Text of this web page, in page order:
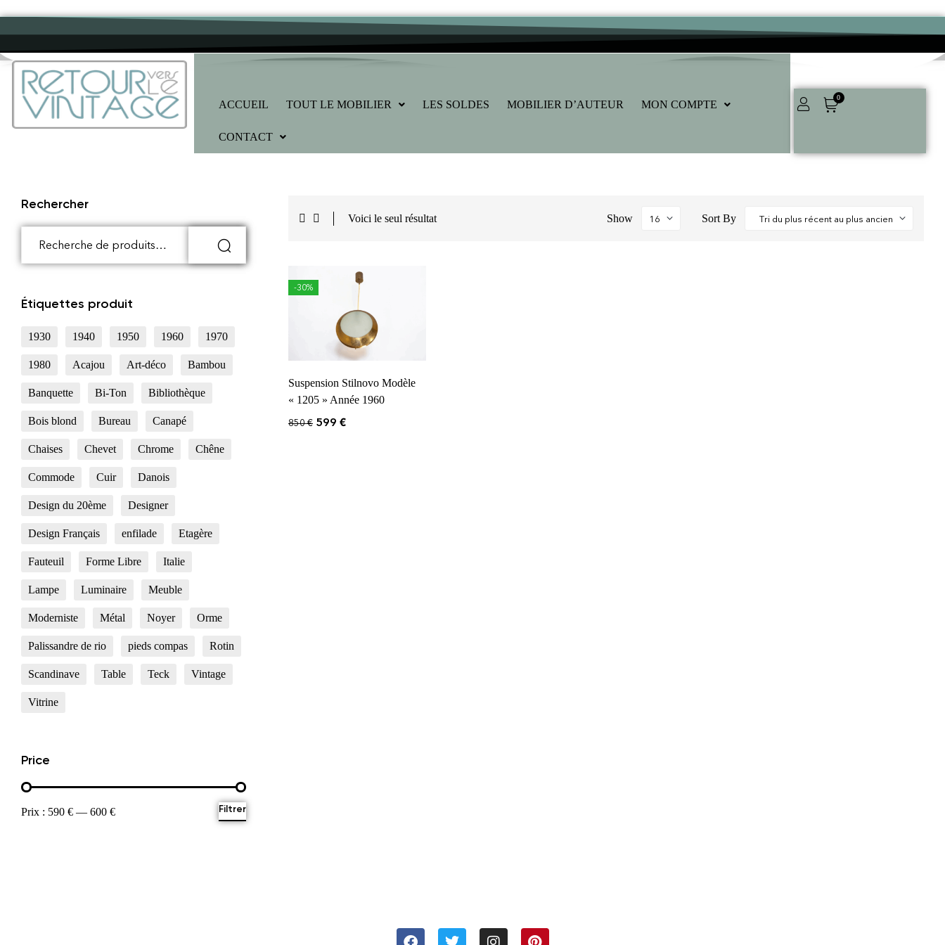
ACCUEIL TOUT LE MOBILIER LES SOLDES MOBILIER D’AUTEUR MON COMPTE
CONTACT
0
Voici le seul résultat Show Sort By
-30%
Suspension Stilnovo Modèle
« 1205 » Année 1960
850€ 599 €
Rechercher
Étiquettes produit
1930 1940 1950 1960 1970
1980 Acajou Art-déco Bambou
Banquette Bi-Ton Bibliothèque
Bois blond Bureau Canapé
Chaises Chevet Chrome Chêne
Commode Cuir Danois
Design du 20ème Designer
Design Français enfilade Etagère
Fauteuil Forme Libre Italie
Lampe Luminaire Meuble
Moderniste Métal Noyer Orme
Palissandre de rio pieds compas Rotin
Scandinave Table Teck Vintage
Vitrine
Price
Filtrer
Prix : 590 € — 600 €